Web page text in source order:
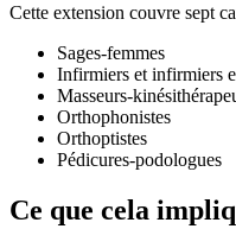
Cette extension couvre sept
Sages-femmes
Infirmiers et infirmiers
Masseurs-
Orthophonistes
Orthoptistes
Pédicures-podologues
Ce que cela